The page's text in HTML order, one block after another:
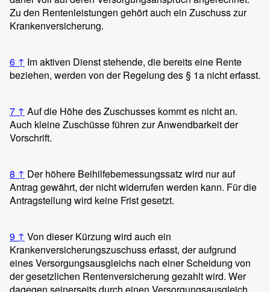
Zu den Rentenleistungen gehört auch ein Zuschuss zur
Krankenversicherung.
6 ↑ Im aktiven Dienst stehende, die bereits eine Rente
beziehen, werden von der Regelung des § 1a nicht erfasst.
7 ↑ Auf die Höhe des Zuschusses kommt es nicht an.
Auch kleine Zuschüsse führen zur Anwendbarkeit der
Vorschrift.
8 ↑ Der höhere Beihilfebemessungssatz wird nur auf
Antrag gewährt, der nicht widerrufen werden kann. Für die
Antragstellung wird keine Frist gesetzt.
9 ↑ Von dieser Kürzung wird auch ein
Krankenversicherungszuschuss erfasst, der aufgrund
eines Versorgungsausgleichs nach einer Scheidung von
der gesetzlichen Rentenversicherung gezahlt wird. Wer